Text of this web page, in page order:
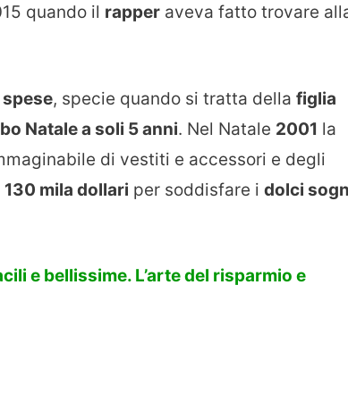
quando il rapper aveva fatto trovare
spese, specie quando si tratta della figlia
Natale a soli 5 anni. Nel Natale 2001 la
di vestiti e accessori e degli
130 mila dollari per soddisfare i dolci
e bellissime. L’arte del risparmio e